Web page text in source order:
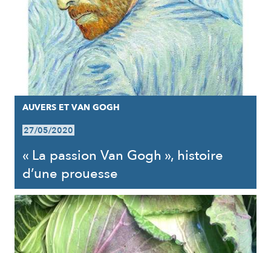
AUVERS ET VAN GOGH
27/05/2020
« La passion Van Gogh », histoire
d’une prouesse